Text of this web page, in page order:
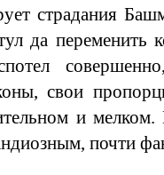
страдания
да переменить
свои
и мелком.
почти